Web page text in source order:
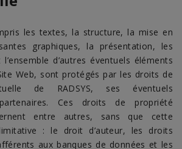
les textes, la structure, la mise en
graphiques, la présentation, les
d’autres éventuels éléments
Web, sont protégés par les droits de
de RADSYS, ses éventuels
Ces droits de propriété
entre autres, sans que cette
: le droit d’auteur, les droits
aux banques de données et les